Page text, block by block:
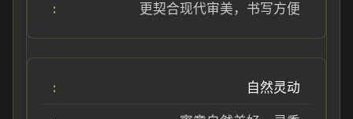
更契合现代审美，书写方便
自然灵动